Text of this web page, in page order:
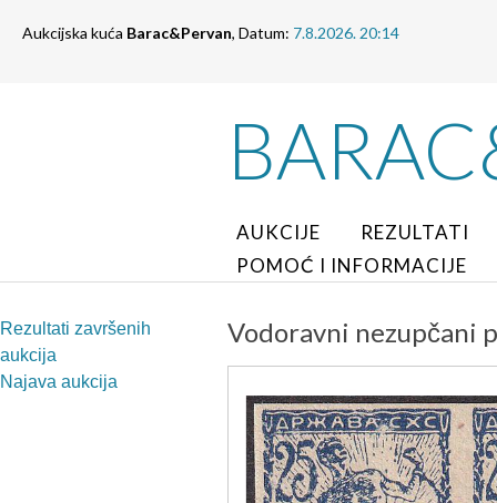
Aukcijska kuća Barac&Pervan, Datum: 7.8.2026. 20:14
AUKCIJE
REZULTATI
POMOĆ I INFORMACIJE
Rezultati završenih
aukcija
Najava aukcija
Vodoravni nezupčani